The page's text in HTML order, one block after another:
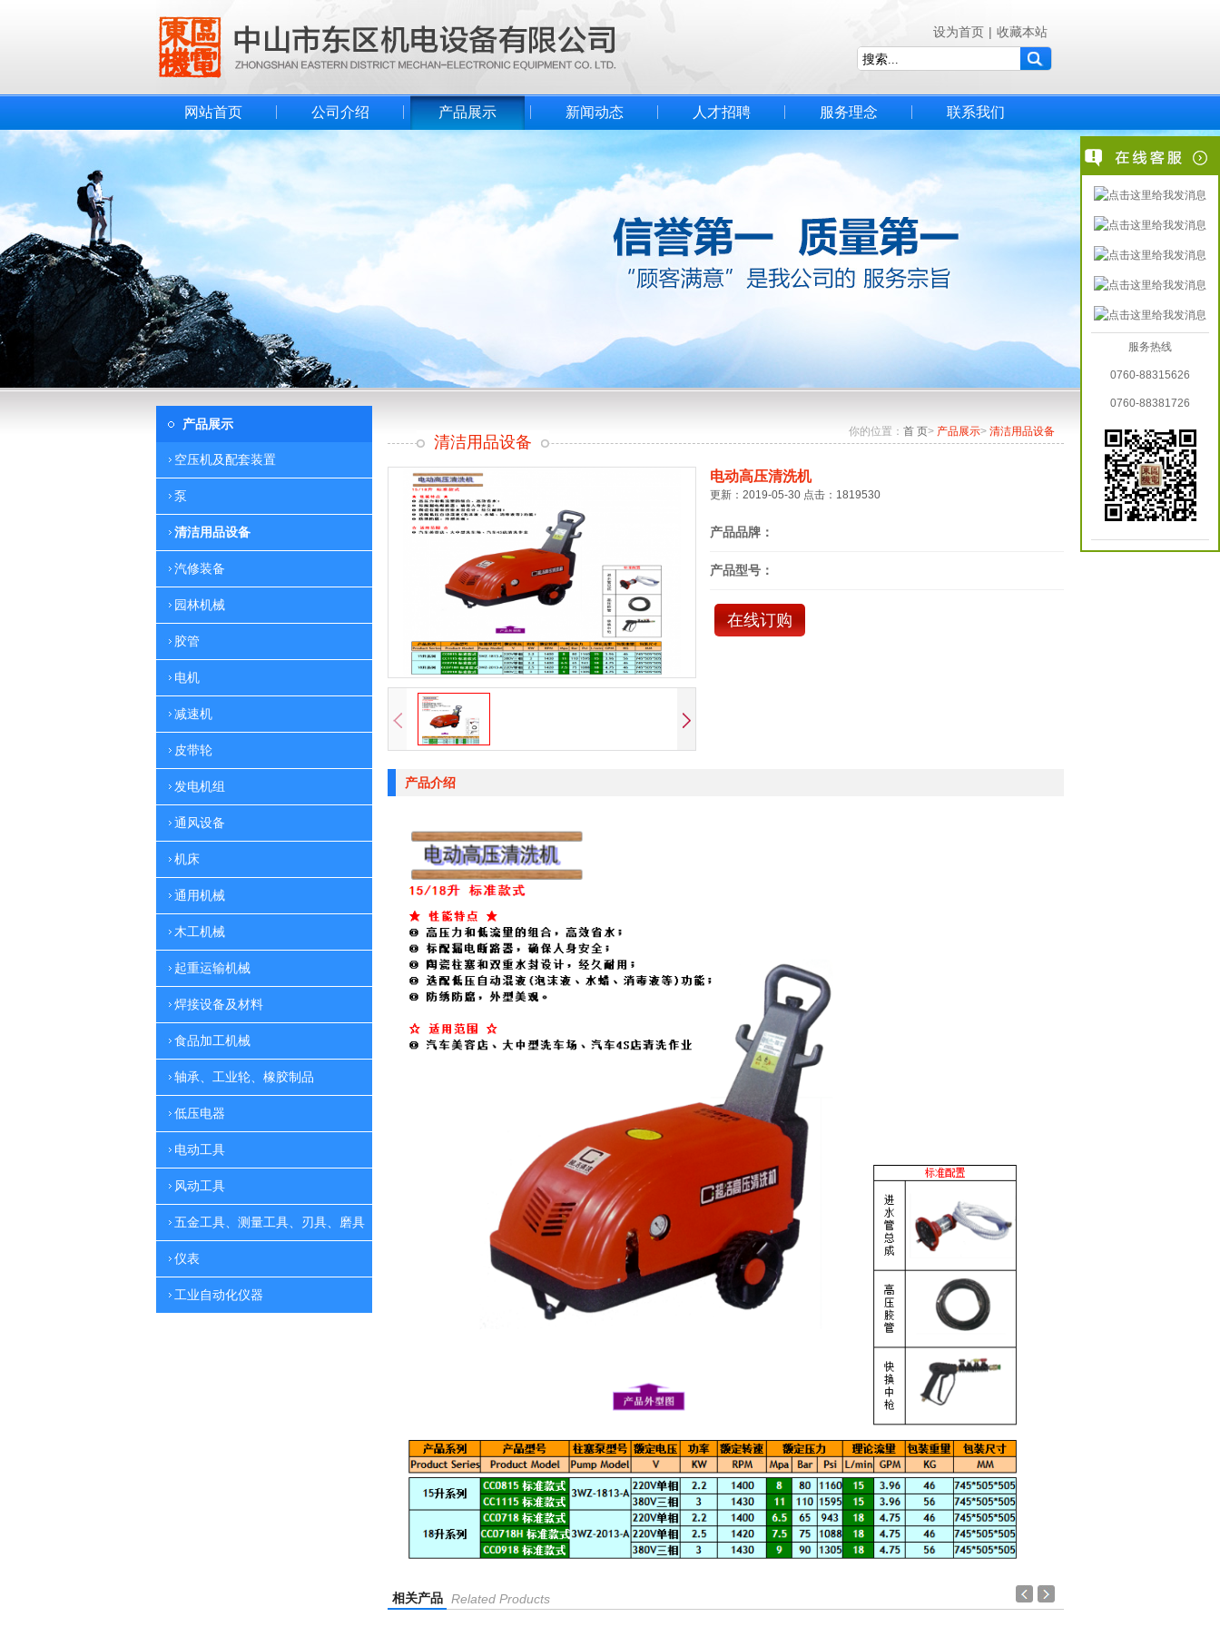
设为首页 | 收藏本站
网站首页 公司介绍 产品展示 新闻动态 人才招聘 服务理念 联系我们
产品展示
空压机及配套装置
泵
清洁用品设备
汽修装备
园林机械
胶管
电机
减速机
皮带轮
发电机组
通风设备
机床
通用机械
木工机械
起重运输机械
焊接设备及材料
食品加工机械
轴承、工业轮、橡胶制品
低压电器
电动工具
风动工具
五金工具、测量工具、刃具、磨具
仪表
工业自动化仪器
你的位置： 首 页> 产品展示> 清洁用品设备
清洁用品设备
电动高压清洗机
更新：2019-05-30 点击：1819530
产品品牌：
产品型号：
在线订购
产品介绍
相关产品 Related Products
服务热线
0760-88315626
0760-88381726